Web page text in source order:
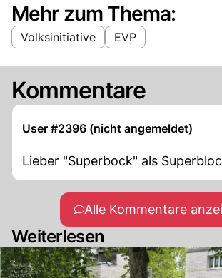
Mehr zum Thema:
Volksinitiative EVP
Kommentare
User #2396 (nicht angemeldet)
Lieber "Superbock" als
Alle Kommentare
Weiterlesen